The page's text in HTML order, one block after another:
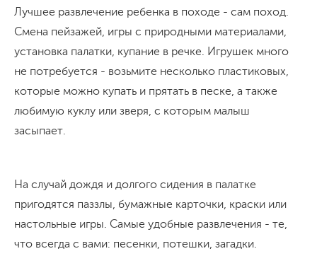
Лучшее развлечение ребенка в походе - сам поход.
Смена пейзажей, игры с природными материалами,
установка палатки, купание в речке. Игрушек много
не потребуется - возьмите несколько пластиковых,
которые можно купать и прятать в песке, а также
любимую куклу или зверя, с которым малыш
засыпает.
На случай дождя и долгого сидения в палатке
пригодятся паззлы, бумажные карточки, краски или
настольные игры. Самые удобные развлечения - те,
что всегда с вами: песенки, потешки, загадки.